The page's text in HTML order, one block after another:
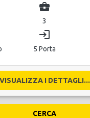
business_center
3
login
5 Porta
VISUALIZZA I DETTAGLI...
CERCA